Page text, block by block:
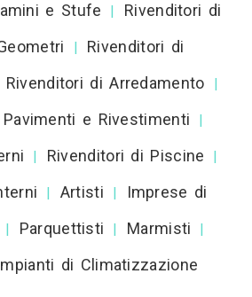
e Stufe |
Rivenditori di
|
Rivenditori di
Rivenditori di Arredamento |
e Rivestimenti |
| Rivenditori di Piscine |
| Artisti |
Imprese di
| Parquettisti | Marmisti |
di Climatizzazione